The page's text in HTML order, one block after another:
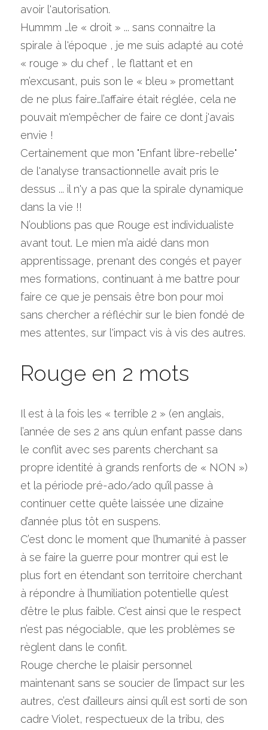
avoir l'autorisation.
Hummm …le « droit » ... sans connaitre la
spirale à l'époque , je me suis adapté au coté
« rouge » du chef , le flattant et en
m’excusant, puis son le « bleu » promettant
de ne plus faire…l’affaire était réglée, cela ne
pouvait m'empêcher de faire ce dont j'avais
envie !
Certainement que mon "Enfant libre-rebelle"
de l'analyse transactionnelle avait pris le
dessus ... il n'y a pas que la spirale dynamique
dans la vie !!
N’oublions pas que Rouge est individualiste
avant tout. Le mien m’a aidé dans mon
apprentissage, prenant des congés et payer
mes formations, continuant à me battre pour
faire ce que je pensais être bon pour moi
sans chercher a réfléchir sur le bien fondé de
mes attentes, sur l'impact vis à vis des autres.
Rouge en 2 mots
Il est à la fois les « terrible 2 » (en anglais,
l’année de ses 2 ans qu’un enfant passe dans
le conflit avec ses parents cherchant sa
propre identité à grands renforts de « NON »)
et la période pré-ado/ado qu’il passe à
continuer cette quête laissée une dizaine
d’année plus tôt en suspens.
C’est donc le moment que l’humanité à passer
à se faire la guerre pour montrer qui est le
plus fort en étendant son territoire cherchant
à répondre à l’humiliation potentielle qu’est
d’être le plus faible. C’est ainsi que le respect
n’est pas négociable, que les problèmes se
règlent dans le confit.
Rouge cherche le plaisir personnel
maintenant sans se soucier de l’impact sur les
autres, c’est d’ailleurs ainsi qu’il est sorti de son
cadre Violet, respectueux de la tribu, des